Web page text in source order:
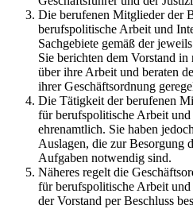
Die berufenen Mitglieder der
berufspolitische Arbeit und
Sachgebiete gemäß der
Sie berichten dem Vorstand
über ihre Arbeit und beraten
ihrer Geschäftsordnung
Die Tätigkeit der berufenen
für berufspolitische Arbeit und
ehrenamtlich. Sie haben
Auslagen, die zur Besorgung
Aufgaben notwendig sind.
Näheres regelt die
für berufspolitische Arbeit
der Vorstand per Beschluss